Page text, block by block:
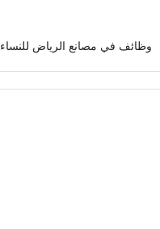
وظائف في مصانع الرياض للنساء 2019